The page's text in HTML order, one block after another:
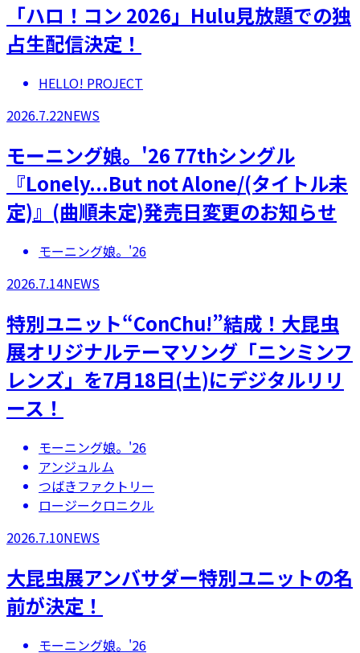
「ハロ！コン 2026」Hulu見放題での独
占生配信決定！
HELLO! PROJECT
2026.7.22NEWS
モーニング娘。'26 77thシングル
『Lonely...But not Alone/(タイトル未
定)』(曲順未定)発売日変更のお知らせ
モーニング娘。'26
2026.7.14NEWS
特別ユニット“ConChu!”結成！大昆虫
展オリジナルテーマソング「ニンミンフ
レンズ」を7月18日(土)にデジタルリリ
ース！
モーニング娘。'26
アンジュルム
つばきファクトリー
ロージークロニクル
2026.7.10NEWS
大昆虫展アンバサダー特別ユニットの名
前が決定！
モーニング娘。'26